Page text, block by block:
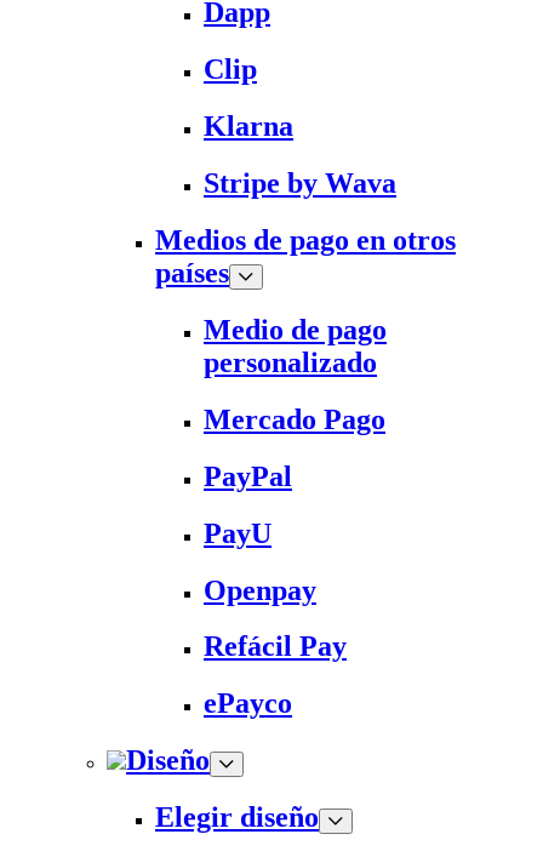
Dapp
Clip
Klarna
Stripe by Wava
Medios de pago en otros
países
Medio de pago
personalizado
Mercado Pago
PayPal
PayU
Openpay
Refácil Pay
ePayco
Diseño
Elegir diseño